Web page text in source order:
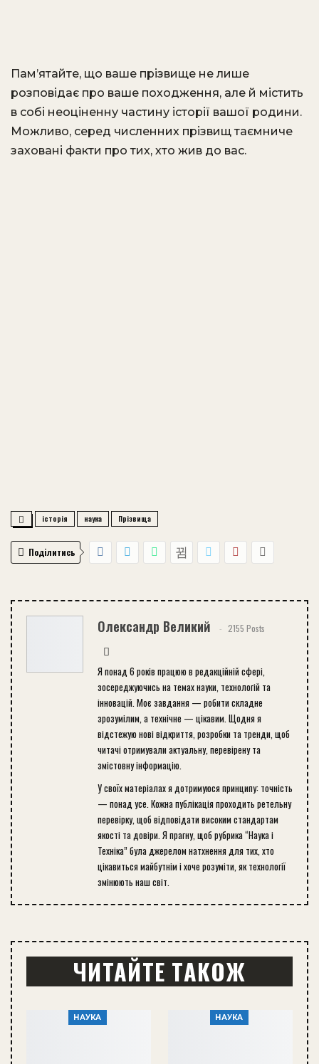
Пам’ятайте, що ваше прізвище не лише
розповідає про ваше походження, але й містить
в собі неоціненну частину історії вашої родини.
Можливо, серед численних прізвищ таємниче
заховані факти про тих, хто жив до вас.
історія наука Прізвища
Поділитись
Олександр Великий 2155 Posts
Я понад 6 років працюю в редакційній сфері,
зосереджуючись на темах науки, технологій та
інновацій. Моє завдання — робити складне
зрозумілим, а технічне — цікавим. Щодня я
відстежую нові відкриття, розробки та тренди, щоб
читачі отримували актуальну, перевірену та
змістовну інформацію.
У своїх матеріалах я дотримуюся принципу: точність
— понад усе. Кожна публікація проходить ретельну
перевірку, щоб відповідати високим стандартам
якості та довіри. Я прагну, щоб рубрика “Наука і
Техніка” була джерелом натхнення для тих, хто
цікавиться майбутнім і хоче розуміти, як технології
змінюють наш світ.
ЧИТАЙТЕ ТАКОЖ
НАУКА НАУКА